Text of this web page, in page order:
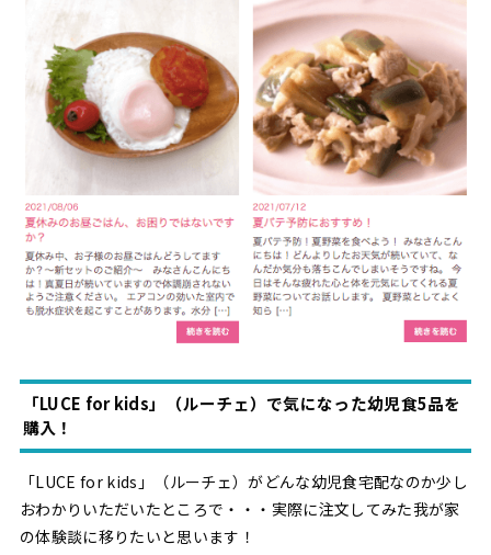
「LUCE for kids」（ルーチェ）で気になった幼児食5品を
購入！
「LUCE for kids」（ルーチェ）がどんな幼児食宅配なのか少し
おわかりいただいたところで・・・実際に注文してみた我が家
の体験談に移りたいと思います！